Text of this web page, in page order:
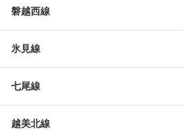
磐越西線
氷見線
七尾線
越美北線